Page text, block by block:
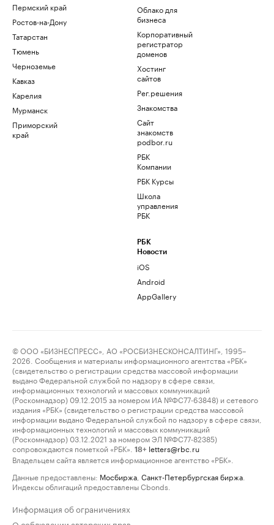
Пермский край
Ростов-на-Дону
Татарстан
Тюмень
Черноземье
Кавказ
Карелия
Мурманск
Приморский
край
Облако для
бизнеса
Корпоративный
регистратор
доменов
Хостинг
сайтов
Рег.решения
Знакомства
Сайт
знакомств
podbor.ru
РБК
Компании
РБК Курсы
Школа
управления
РБК
РБК
Новости
iOS
Android
AppGallery
© ООО «БИЗНЕСПРЕСС», АО «РОСБИЗНЕСКОНСАЛТИНГ», 1995–
2026. Сообщения и материалы информационного агентства «РБК»
(свидетельство о регистрации средства массовой информации
выдано Федеральной службой по надзору в сфере связи,
информационных технологий и массовых коммуникаций
(Роскомнадзор) 09.12.2015 за номером ИА №ФС77-63848) и сетевого
издания «РБК» (свидетельство о регистрации средства массовой
информации выдано Федеральной службой по надзору в сфере связи,
информационных технологий и массовых коммуникаций
(Роскомнадзор) 03.12.2021 за номером ЭЛ №ФС77-82385)
сопровождаются пометкой «РБК».
18+ letters@rbc.ru
Владельцем сайта является информационное агентство «РБК».
Данные предоставлены: Мосбиржа Санкт-Петербургская биржа
Индексы облигаций предоставлены Cbonds.
Информация об ограничениях